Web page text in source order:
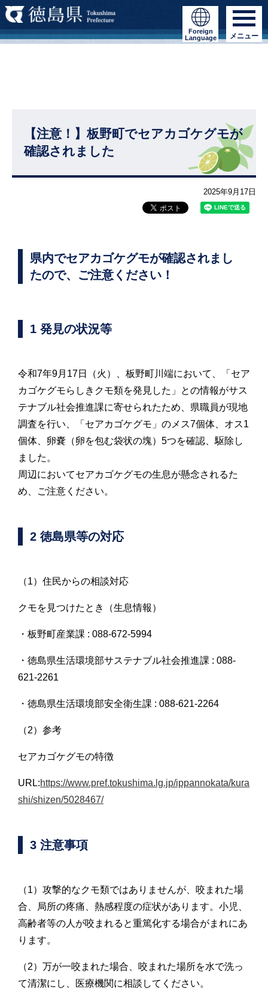
Foreign
Language
メニュー
【注意！】板野町でセアカゴケグモが
確認されました
2025年9月17日
県内でセアカゴケグモが確認されまし
たので、ご注意ください！
1 発見の状況等
令和7年9月17日（火）、板野町川端において、「セア
カゴケグモらしきクモ類を発見した」との情報がサス
テナブル社会推進課に寄せられたため、県職員が現地
調査を行い、「セアカゴケグモ」のメス7個体、オス1
個体、卵嚢（卵を包む袋状の塊）5つを確認、駆除し
ました。
周辺においてセアカゴケグモの生息が懸念されるた
め、ご注意ください。
2 徳島県等の対応
（1）住民からの相談対応
クモを見つけたとき（生息情報）
・板野町産業課 : 088-672-5994
・徳島県生活環境部サステナブル社会推進課 : 088-
621-2261
・徳島県生活環境部安全衛生課 : 088-621-2264
（2）参考
セアカゴケグモの特徴
URL:https://www.pref.tokushima.lg.jp/ippannokata/kura
shi/shizen/5028467/
3 注意事項
（1）攻撃的なクモ類ではありませんが、咬まれた場
合、局所の疼痛、熱感程度の症状があります。小児、
高齢者等の人が咬まれると重篤化する場合がまれにあ
ります。
（2）万が一咬まれた場合、咬まれた場所を水で洗っ
て清潔にし、医療機関に相談してください。